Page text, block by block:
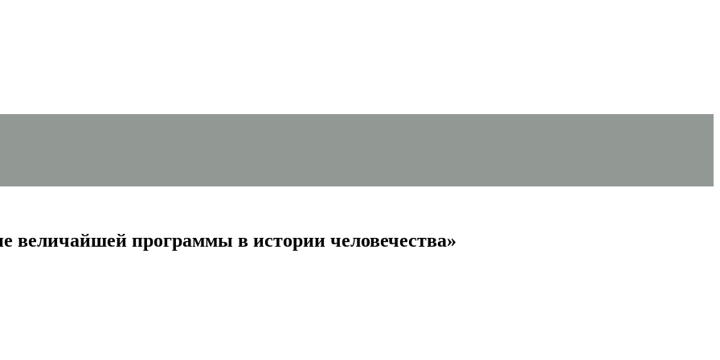
величайшей программы в истории человечества»